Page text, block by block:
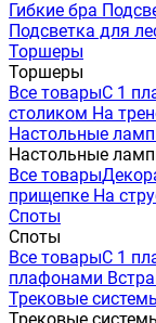
Гибкие бра
Подсветка для
Торшеры
Торшеры
Все товарыС 1
столиком На
Настольные
Настольные
Все товары
прищепке На
Споты
Споты
Все товарыС 1
плафонами
Трековые